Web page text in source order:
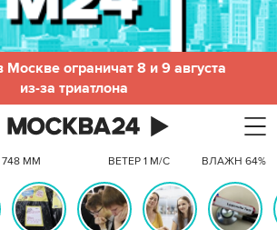
ограничат 8 и 9 августа
из-за триатлона
ММ ВЕТЕР 1 М/С ВЛАЖН 64%